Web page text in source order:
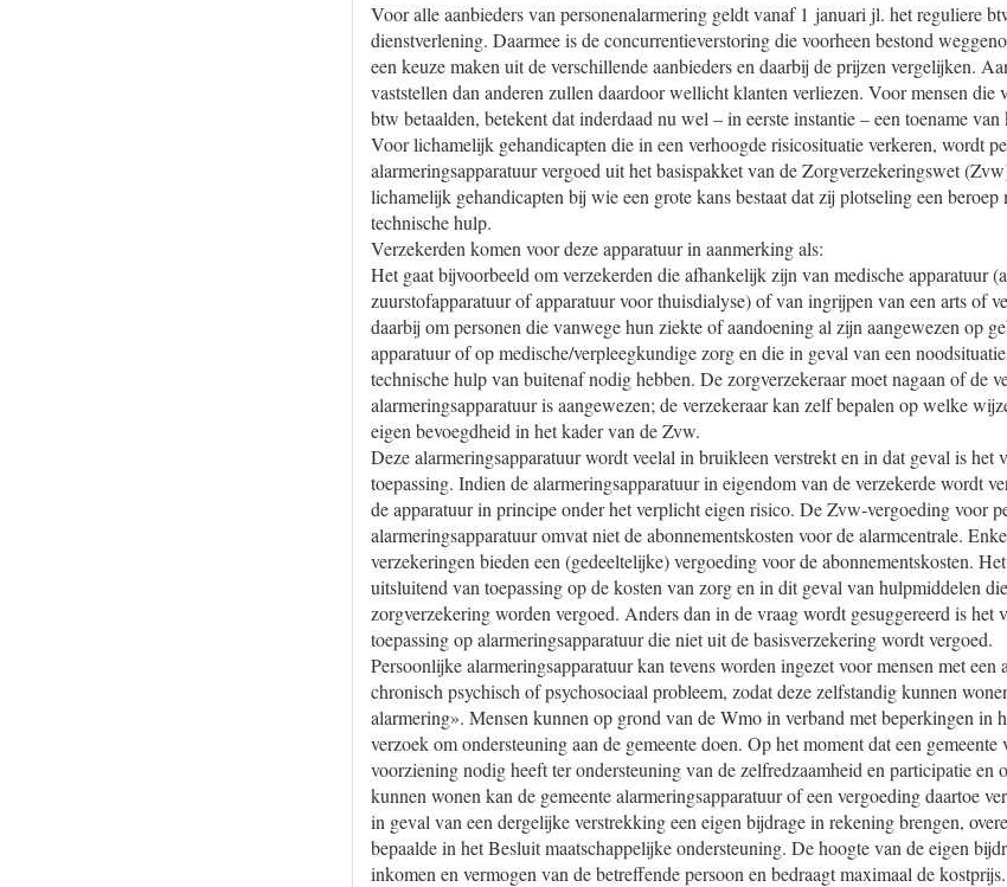
Voor alle aanbieders van personenalarmering geldt vanaf 1 januari jl. het reguliere
dienstverlening. Daarmee is de concurrentieverstoring die voorheen bestond
een keuze maken uit de verschillende aanbieders en daarbij de prijzen vergelijken.
vaststellen dan anderen zullen daardoor wellicht klanten verliezen. Voor mensen die
btw betaalden, betekent dat inderdaad nu wel – in eerste instantie – een toename van
Voor lichamelijk gehandicapten die in een verhoogde risicosituatie verkeren, wordt
alarmeringsapparatuur vergoed uit het basispakket van de Zorgverzekeringswet
lichamelijk gehandicapten bij wie een grote kans bestaat dat zij plotseling een
technische hulp.
Verzekerden komen voor deze apparatuur in aanmerking als:
Het gaat bijvoorbeeld om verzekerden die afhankelijk zijn van medische apparatuur
zuurstofapparatuur of apparatuur voor thuisdialyse) of van ingrijpen van een arts of
daarbij om personen die vanwege hun ziekte of aandoening al zijn aangewezen op
apparatuur of op medische/verpleegkundige zorg en die in geval van een
technische hulp van buitenaf nodig hebben. De zorgverzekeraar moet nagaan of de
alarmeringsapparatuur is aangewezen; de verzekeraar kan zelf bepalen op welke
eigen bevoegdheid in het kader van de Zvw.
Deze alarmeringsapparatuur wordt veelal in bruikleen verstrekt en in dat geval is het
toepassing. Indien de alarmeringsapparatuur in eigendom van de verzekerde wordt
de apparatuur in principe onder het verplicht eigen risico. De Zvw-vergoeding voor
alarmeringsapparatuur omvat niet de abonnementskosten voor de alarmcentrale.
verzekeringen bieden een (gedeeltelijke) vergoeding voor de abonnementskosten.
uitsluitend van toepassing op de kosten van zorg en in dit geval van hulpmiddelen
zorgverzekering worden vergoed. Anders dan in de vraag wordt gesuggereerd is het
toepassing op alarmeringsapparatuur die niet uit de basisverzekering wordt vergoed.
Persoonlijke alarmeringsapparatuur kan tevens worden ingezet voor mensen met een
chronisch psychisch of psychosociaal probleem, zodat deze zelfstandig kunnen
alarmering». Mensen kunnen op grond van de Wmo in verband met beperkingen in
verzoek om ondersteuning aan de gemeente doen. Op het moment dat een gemeente
voorziening nodig heeft ter ondersteuning van de zelfredzaamheid en participatie en
kunnen wonen kan de gemeente alarmeringsapparatuur of een vergoeding daartoe
in geval van een dergelijke verstrekking een eigen bijdrage in rekening brengen,
bepaalde in het Besluit maatschappelijke ondersteuning. De hoogte van de eigen
inkomen en vermogen van de betreffende persoon en bedraagt maximaal de kostprijs.